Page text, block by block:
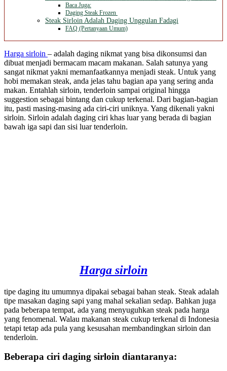
Baca Juga:
Daging Steak Frozen
Steak Sirloin Adalah Daging Unggulan Fadagi
FAQ (Pertanyaan Umum)
Harga sirloin – adalah daging nikmat yang bisa dikonsumsi dan
dibuat menjadi bermacam macam makanan. Salah satunya yang
sangat nikmat yakni memanfaatkannya menjadi steak. Untuk yang
hobi memakan steak, anda jelas tahu bagian apa yang sering anda
makan. Entahlah sirloin, tenderloin sampai original hingga
suggestion sebagai bintang dan cukup terkenal. Dari bagian-bagian
itu, pasti masing-masing ada ciri-ciri uniknya. Yang dikenali yakni
sirloin. Sirloin adalah daging ciri khas luar yang berada di bagian
bawah iga sapi dan sisi luar tenderloin.
Harga sirloin
tipe daging itu umumnya dipakai sebagai bahan steak. Steak adalah
tipe masakan daging sapi yang mahal sekalian sedap. Bahkan juga
pada beberapa tempat, ada yang menyuguhkan steak pada harga
yang fenomenal. Walau makanan steak cukup terkenal di Indonesia
tetapi tetap ada pula yang kesusahan membandingkan sirloin dan
tenderloin.
Beberapa ciri daging sirloin diantaranya: